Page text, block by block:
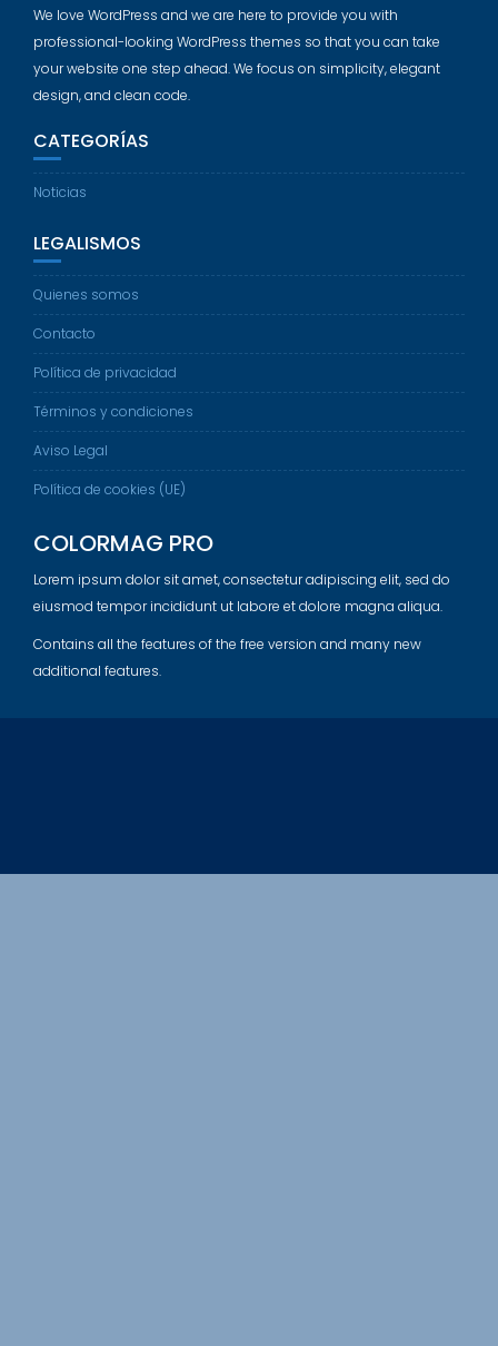
We love WordPress and we are here to provide you with
professional-looking WordPress themes so that you can take
your website one step ahead. We focus on simplicity, elegant
design, and clean code.
CATEGORÍAS
Noticias
LEGALISMOS
Quienes somos
Contacto
Política de privacidad
Términos y condiciones
Aviso Legal
Política de cookies (UE)
COLORMAG PRO
Lorem ipsum dolor sit amet, consectetur adipiscing elit, sed do
eiusmod tempor incididunt ut labore et dolore magna aliqua.
Contains all the features of the free version and many new
additional features.